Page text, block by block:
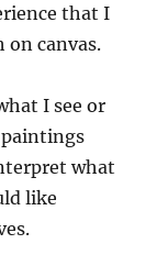
that I
on canvas.
I see or
what
like